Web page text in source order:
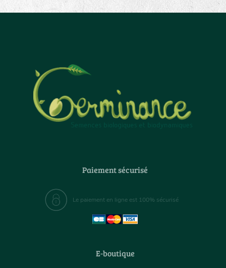
Paiement sécurisé
Le paiement en ligne est 100% sécurisé
E-boutique